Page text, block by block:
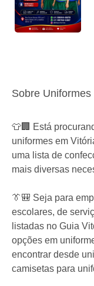
Sobre Uniformes
👕🏢 Está
uniformes em
uma lista de
mais diversas
👔🎒 Seja para
escolares, de
listadas no Guia
opções em
encontrar desde
camisetas para